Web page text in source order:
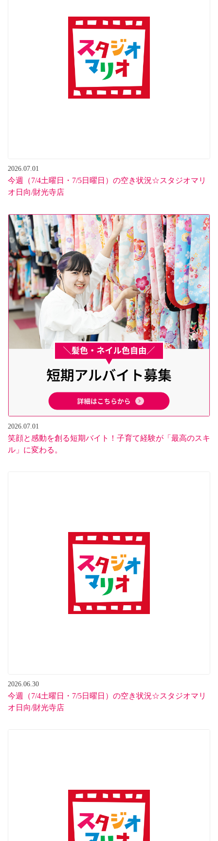
2026.07.01
今週（7/4土曜日・7/5日曜日）の空き状況☆スタジオマリ
オ日向/財光寺店
2026.07.01
笑顔と感動を創る短期バイト！子育て経験が「最高のスキ
ル」に変わる。
2026.06.30
今週（7/4土曜日・7/5日曜日）の空き状況☆スタジオマリ
オ日向/財光寺店